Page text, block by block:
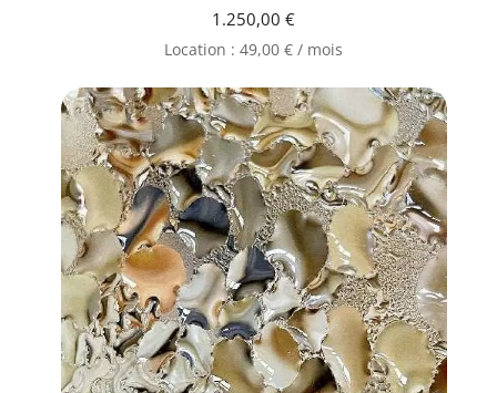
1.250,00€
Location :49,00€ / mois